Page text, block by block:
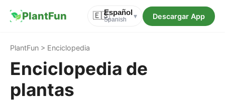
PlantFun 🇪🇸Español
Spanish ▾ Descargar App
PlantFun > Enciclopedia
Enciclopedia de
plantas